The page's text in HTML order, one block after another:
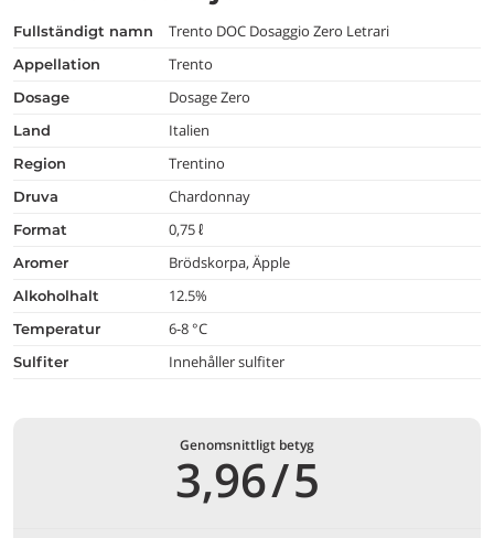
fullständigt namn Trento DOC Dosaggio Zero Letrari
appellation Trento
dosage Dosage Zero
land Italien
region Trentino
druva Chardonnay
format 0,75 ℓ
aromer Brödskorpa, Äpple
alkoholhalt 12.5%
temperatur 6-8 °C
Sulfiter Innehåller sulfiter
Genomsnittligt betyg
3,96/5